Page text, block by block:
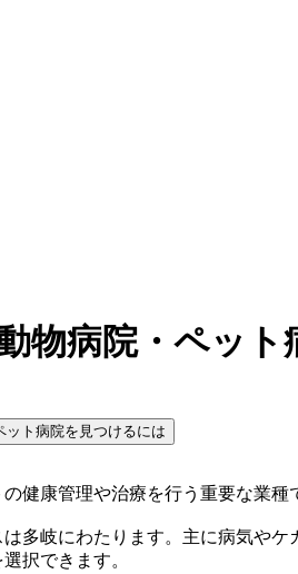
物病院・ペット
ット病院を見つけるには
健康管理や治療を行う重要な業
多岐にわたります。主に病気や
択できます。